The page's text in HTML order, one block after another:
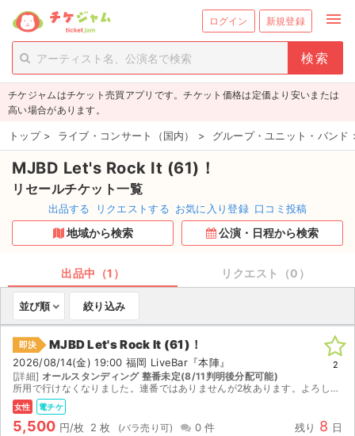
ログイン 新規登録 menu
person_add 新規会員登録
チケットを探す
新着チケット
値下げしたチケット
都道府県からチケットを探す
もうすぐ開催のチケット
チケットのリクエスト一覧
取扱チケット
ライブ・コンサート（国内）
ライブ・コンサート（海外）
イベント
チケジャムはチケット売買アプリです。チケット価格は定価より安いまたは
高い場合があります。
トップ > ライブ・コンサート（国内） > グループ・ユニット・バンド
MJBD Let's Rock It (61)！
リセールチケット一覧
出品する リクエストする お気に入り登録 口コミ投稿
地域から検索 公演・日程から検索
出品中（1） リクエスト（0）
並び順 絞り込み
即決 MJBD Let's Rock It (61)！
2026/08/14(金) 19:00 福岡 LiveBar『本陣』
[詳細] オールスタンディング 整番未定(8/11判明後分配可能)
所用で行けなくなりました。連番ではありませんが2枚あります。よろしくお願いいたします。 8/4お値下げいたしました。これ以上のお値下げは考えておりませんのでよろしくお願いいたします。
女性 電チケ
5,500 円/枚 2 枚 0 件 残り 8 日
2